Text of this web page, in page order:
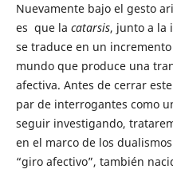
Nuevamente bajo el gesto
es que la catarsis, junto a la
se traduce en un
mundo que produce una
afectiva. Antes de cerrar
par de interrogantes como
seguir investigando,
en el marco de los
“giro afectivo”, también